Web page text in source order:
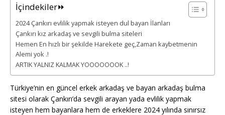
İçindekiler⏩
2024 Çankırı evlilik yapmak isteyen dul bayan İlanları
Çankırı kız arkadaş ve sevgili bulma siteleri
Hemen En hızlı bir şekilde Harekete geç,Zaman kaybetmenin
Alemi yok .!
ARTIK YALNIZ KALMAK YOOOOOOOK ..!
Türkiye’nin en güncel erkek arkadaş ve bayan arkadaş bulma
sitesi olarak Çankırı’da sevgili arayan yada evlilik yapmak
isteyen hem bayanlara hem de erkeklere 2024 yılında sınırsız